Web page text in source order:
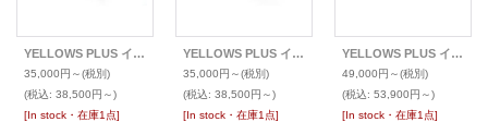
YELLOWS PLUS イエローズプラス メガネ CONAN
35,000円～(税別)
(税込: 38,500円～)
[In stock・在庫1点]
YELLOWS PLUS イエローズプラス メガネ CONAN
35,000円～(税別)
(税込: 38,500円～)
[In stock・在庫1点]
YELLOWS PLUS イエローズプラス メガネ JIM
49,000円～(税別)
(税込: 53,900円～)
[In stock・在庫1点]